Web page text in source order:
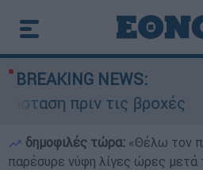
BREAKING NEWS:
πριν τις βροχές
δημοφιλές τώρα: «Θέλω τον
παρέσυρε νύφη λίγες ώρες μετά